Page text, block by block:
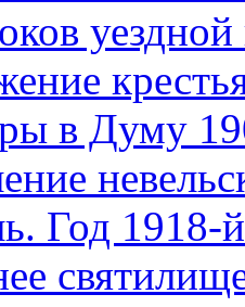
в Думу
Год 1918-